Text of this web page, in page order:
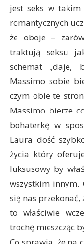
jest seks w
romantycznych
że oboje –
traktują seksu
schemat „daje,
Massimo sobie
czym obie te
Massimo bierze
bohaterkę w
Laura dość
życia który
luksusowy by
wszystkim innym.
się nas przekonać,
to właściwie
trochę mieszcząc